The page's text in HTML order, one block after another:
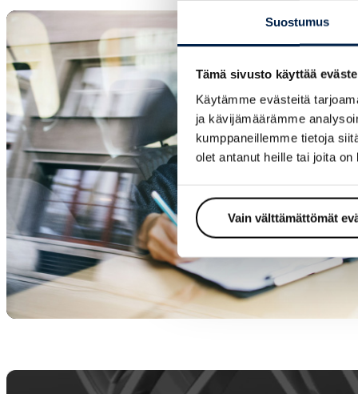
Suostumus
Tämä sivusto käyttää
Käytämme evästeitä
ja kävijämäärämme
kumppaneillemme tietoja
olet antanut heille tai joita
Vain välttämättömät